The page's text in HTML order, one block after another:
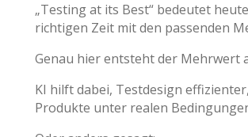
„Testing at its Best“ bedeutet
richtigen Zeit mit den passenden
Genau hier entsteht der Mehrwert
KI hilft dabei, Testdesign
Produkte unter realen